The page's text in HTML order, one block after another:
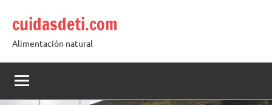
contenido
cuidasdeti.com
Alimentación natural